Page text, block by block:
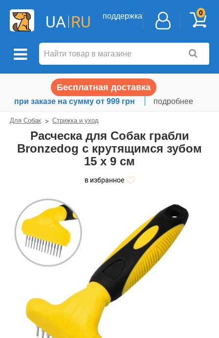
UA RU поддержка 0
Бесплатная доставка
при заказе на сумму от 999 грн подробнее
Для Собак Стрижка и уход
Расческа для Собак грабли
Bronzedog с крутящимся зубом
15 х 9 см
в избранное